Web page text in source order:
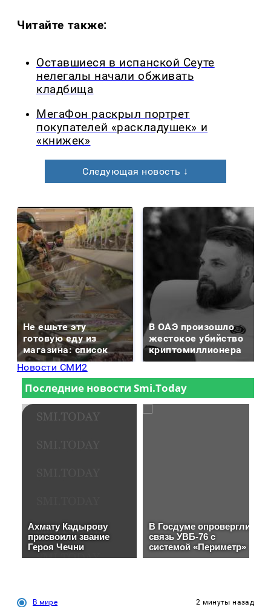
Читайте также:
Оставшиеся в испанской Сеуте
нелегалы начали обживать
кладбища
МегаФон раскрыл портрет
покупателей «раскладушек» и
«книжек»
Следующая новость ↓
Не ешьте эту
готовую еду из
магазина: список
В ОАЭ произошло
жестокое убийство
криптомиллионера
Новости СМИ2
В мире 2 минуты назад